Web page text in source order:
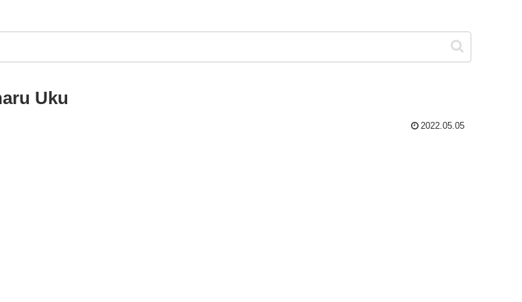
Uku
2022.05.05